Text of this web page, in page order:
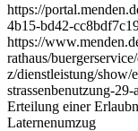
https://
4b15-bd42-
https://
rathaus/
z/dienstleistung/show/
strassenbenutzung-29-
Erteilung einer
Laternenumzug